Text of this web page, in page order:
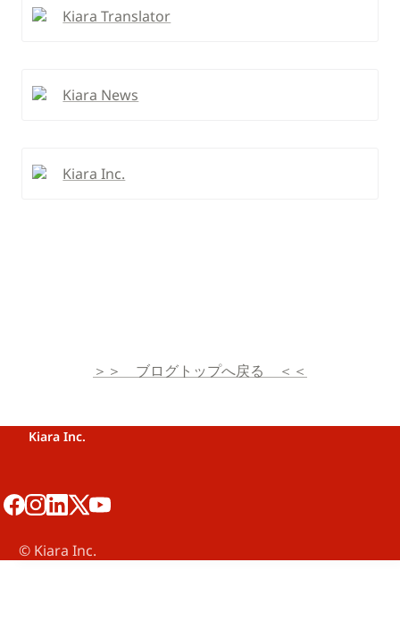
Kiara Translator
Kiara News
Kiara Inc.
＞＞　ブログトップへ戻る　＜＜
Kiara Inc.
©️ Kiara Inc.